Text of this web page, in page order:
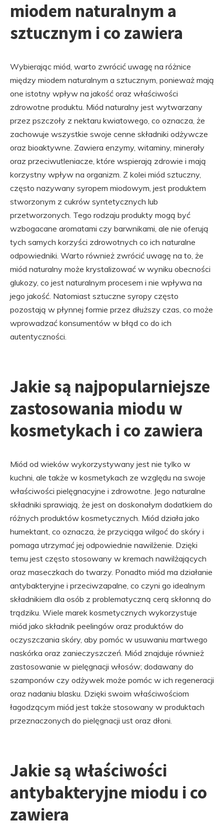
miodem naturalnym a
sztucznym i co zawiera
Wybierając miód, warto zwrócić uwagę na różnice
między miodem naturalnym a sztucznym, ponieważ mają
one istotny wpływ na jakość oraz właściwości
zdrowotne produktu. Miód naturalny jest wytwarzany
przez pszczoły z nektaru kwiatowego, co oznacza, że
zachowuje wszystkie swoje cenne składniki odżywcze
oraz bioaktywne. Zawiera enzymy, witaminy, minerały
oraz przeciwutleniacze, które wspierają zdrowie i mają
korzystny wpływ na organizm. Z kolei miód sztuczny,
często nazywany syropem miodowym, jest produktem
stworzonym z cukrów syntetycznych lub
przetworzonych. Tego rodzaju produkty mogą być
wzbogacane aromatami czy barwnikami, ale nie oferują
tych samych korzyści zdrowotnych co ich naturalne
odpowiedniki. Warto również zwrócić uwagę na to, że
miód naturalny może krystalizować w wyniku obecności
glukozy, co jest naturalnym procesem i nie wpływa na
jego jakość. Natomiast sztuczne syropy często
pozostają w płynnej formie przez dłuższy czas, co może
wprowadzać konsumentów w błąd co do ich
autentyczności.
Jakie są najpopularniejsze
zastosowania miodu w
kosmetykach i co zawiera
Miód od wieków wykorzystywany jest nie tylko w
kuchni, ale także w kosmetykach ze względu na swoje
właściwości pielęgnacyjne i zdrowotne. Jego naturalne
składniki sprawiają, że jest on doskonałym dodatkiem do
różnych produktów kosmetycznych. Miód działa jako
humektant, co oznacza, że przyciąga wilgoć do skóry i
pomaga utrzymać jej odpowiednie nawilżenie. Dzięki
temu jest często stosowany w kremach nawilżających
oraz maseczkach do twarzy. Ponadto miód ma działanie
antybakteryjne i przeciwzapalne, co czyni go idealnym
składnikiem dla osób z problematyczną cerą skłonną do
trądziku. Wiele marek kosmetycznych wykorzystuje
miód jako składnik peelingów oraz produktów do
oczyszczania skóry, aby pomóc w usuwaniu martwego
naskórka oraz zanieczyszczeń. Miód znajduje również
zastosowanie w pielęgnacji włosów; dodawany do
szamponów czy odżywek może pomóc w ich regeneracji
oraz nadaniu blasku. Dzięki swoim właściwościom
łagodzącym miód jest także stosowany w produktach
przeznaczonych do pielęgnacji ust oraz dłoni.
Jakie są właściwości
antybakteryjne miodu i co
zawiera